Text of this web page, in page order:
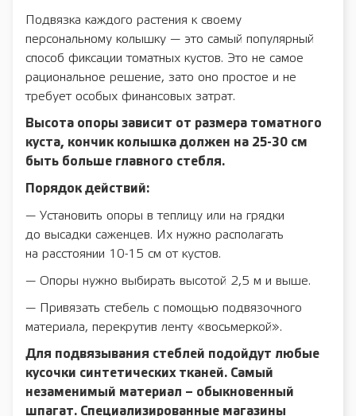
Подвязка каждого растения к своему
персональному колышку — это самый популярный
способ фиксации томатных кустов. Это не самое
рациональное решение, зато оно простое и не
требует особых финансовых затрат.
Высота опоры зависит от размера томатного
куста, кончик колышка должен на 25-30 см
быть больше главного стебля.
Порядок действий:
— Установить опоры в теплицу или на грядки
до высадки саженцев. Их нужно располагать
на расстоянии 10-15 см от кустов.
— Опоры нужно выбирать высотой 2,5 м и выше.
— Привязать стебель с помощью подвязочного
материала, перекрутив ленту «восьмеркой».
Для подвязывания стеблей подойдут любые
кусочки синтетических тканей. Самый
незаменимый материал – обыкновенный
шпагат. Специализированные магазины